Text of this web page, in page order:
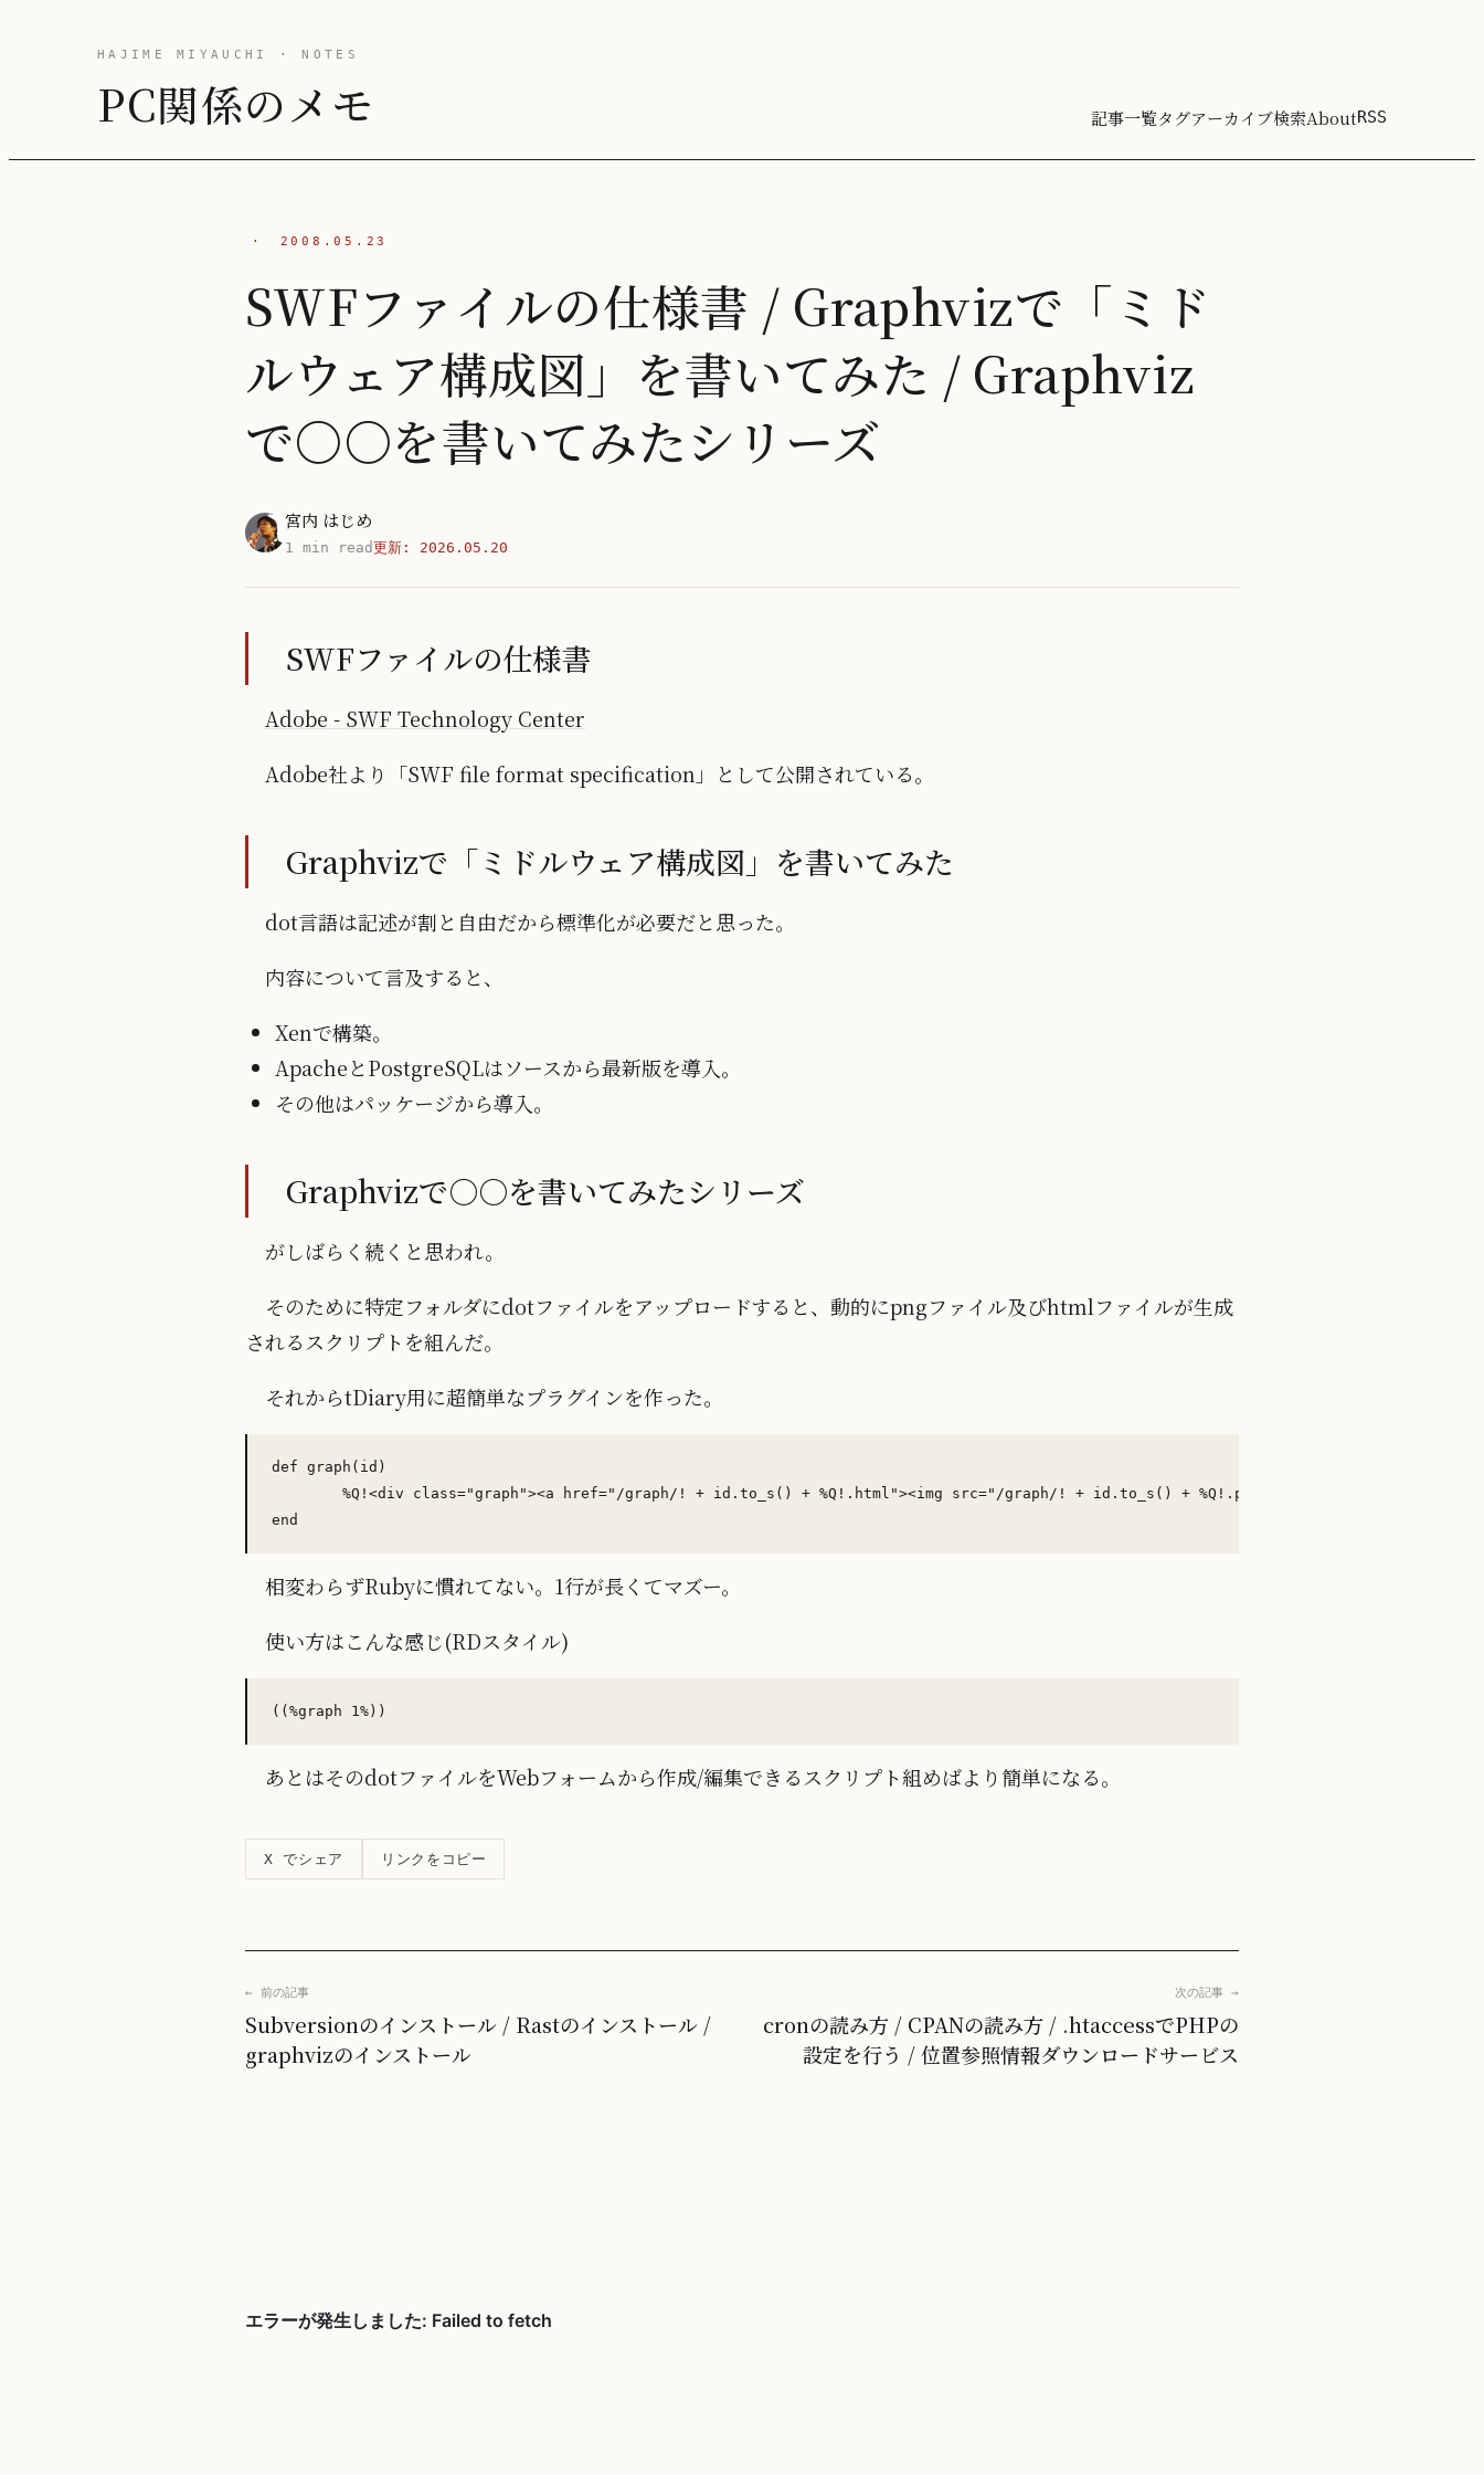
HAJIME MIYAUCHI · NOTES
PC関係のメモ 記事一覧タグアーカイブ検索AboutRSS
· 2008.05.23
SWFファイルの仕様書 / Graphvizで「ミド
ルウェア構成図」を書いてみた / Graphviz
で○○を書いてみたシリーズ
宮内 はじめ
1 min read更新: 2026.05.20
SWFファイルの仕様書
Adobe - SWF Technology Center
Adobe社より「SWF file format specification」として公開されている。
Graphvizで「ミドルウェア構成図」を書いてみた
dot言語は記述が割と自由だから標準化が必要だと思った。
内容について言及すると、
Xenで構築。
ApacheとPostgreSQLはソースから最新版を導入。
その他はパッケージから導入。
Graphvizで○○を書いてみたシリーズ
がしばらく続くと思われ。
そのために特定フォルダにdotファイルをアップロードすると、動的にpngファイル及びhtmlファイルが生成
されるスクリプトを組んだ。
それからtDiary用に超簡単なプラグインを作った。
def graph(id)
相変わらずRubyに慣れてない。1行が長くてマズー。
使い方はこんな感じ(RDスタイル)
あとはそのdotファイルをWebフォームから作成/編集できるスクリプト組めばより簡単になる。
X でシェア リンクをコピー
← 前の記事
Subversionのインストール / Rastのインストール /
graphvizのインストール
次の記事 →
cronの読み方 / CPANの読み方 / .htaccessでPHPの
設定を行う / 位置参照情報ダウンロードサービス